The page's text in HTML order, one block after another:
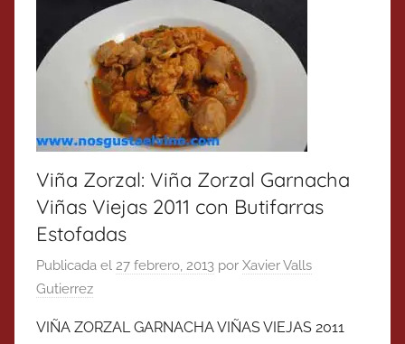
Viña Zorzal: Viña Zorzal Garnacha
Viñas Viejas 2011 con Butifarras
Estofadas
Publicada el 27 febrero, 2013 por Xavier Valls
Gutierrez
VIÑA ZORZAL GARNACHA VIÑAS VIEJAS 2011